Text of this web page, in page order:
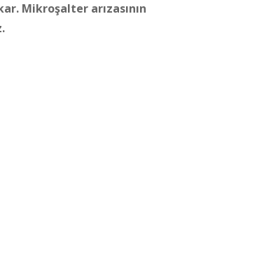
Mikroşalter arızasının